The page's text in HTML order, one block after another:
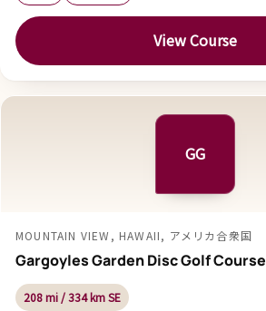
View Course
GG
MOUNTAIN VIEW, HAWAII, アメリカ合衆国
Gargoyles Garden Disc Golf Course
208 mi / 334 km SE